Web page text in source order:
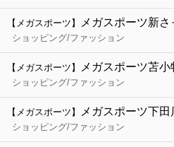
【メガスポーツ】 メガスポーツ新
ショッピング/ファッション
【メガスポーツ】 メガスポーツ苫小
ショッピング/ファッション
【メガスポーツ】 メガスポーツ下田
ショッピング/ファッション